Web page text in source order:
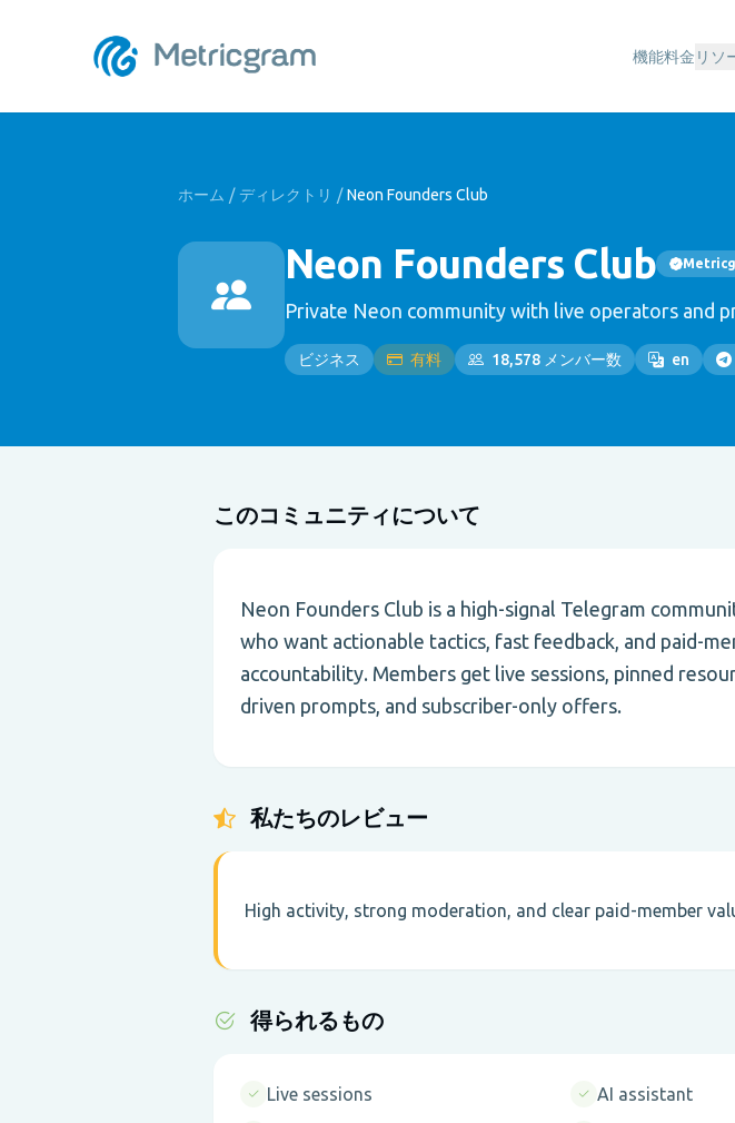
機能料金 リソ
ホーム / ディレクトリ / Neon Founders Club
Neon Founders Club
Private Neon community with live operators and
ビジネス 有料 18,578 メンバー数 en
このコミュニティについて
Neon Founders Club is a high-signal Telegram
who want actionable tactics, fast feedback, and paid-
accountability. Members get live sessions, pinned
driven prompts, and subscriber-only offers.
私たちのレビュー
High activity, strong moderation, and clear paid-member
得られるもの
Live sessions
AI assistant